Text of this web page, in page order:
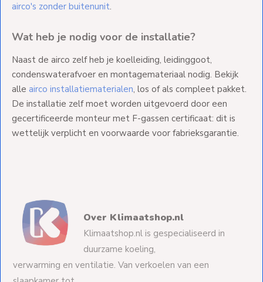
airco's zonder buitenunit.
Wat heb je nodig voor de installatie?
Naast de airco zelf heb je koelleiding, leidinggoot,
condenswaterafvoer en montagemateriaal nodig. Bekijk
alle airco installatiematerialen, los of als compleet pakket.
De installatie zelf moet worden uitgevoerd door een
gecertificeerde monteur met F-gassen certificaat: dit is
wettelijk verplicht en voorwaarde voor fabrieksgarantie.
Over Klimaatshop.nl
Klimaatshop.nl is gespecialiseerd in
duurzame koeling,
verwarming en ventilatie. Van verkoelen van een